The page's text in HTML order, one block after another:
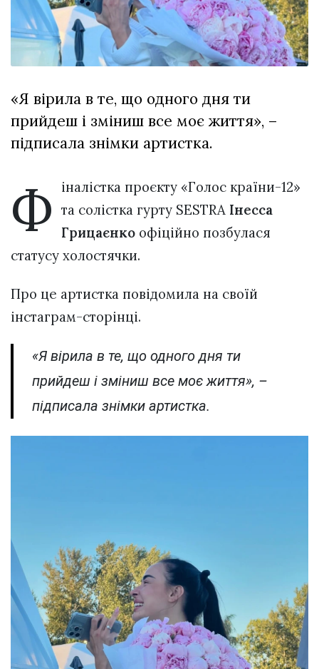
залишив у
Луцьку
три...
27 Липня 2026
725 переглядів
Всі розділи
Персона
Лайф
Афіша
Контакти
Політика конфіденційності
«Я вірила в те, що одного дня ти
прийдеш і зміниш все моє життя», –
підписала знімки артистка.
Ф
іналістка проєкту «Голос країни-12»
та солістка гурту SESTRA Інесса
Грицаєнко офіційно позбулася
статусу холостячки.
Про це артистка повідомила на своїй
інстаграм-сторінці.
«Я вірила в те, що одного дня ти
прийдеш і зміниш все моє життя», –
підписала знімки артистка.